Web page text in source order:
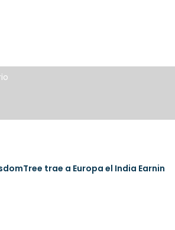
trae a Europa el India Earnings